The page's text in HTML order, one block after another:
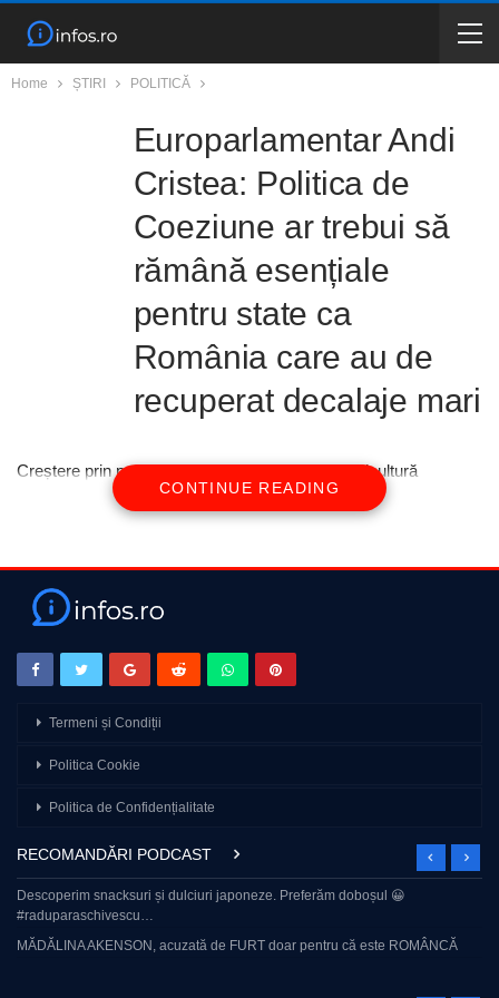
Home ȘTIRI POLITICĂ
Europarlamentar Andi
Cristea: Politica de
Coeziune ar trebui să
rămână esențiale
pentru state ca
România care au de
recuperat decalaje mari
Creștere prin producție industrială, comerț și agricultură
CONTINUE READING
Termeni și Condiții
Politica Cookie
Politica de Confidențialitate
RECOMANDĂRI PODCAST
Descoperim snacksuri și dulciuri japoneze. Preferăm doboșul 😀
#raduparaschivescu…
MĂDĂLINA AKENSON, acuzată de FURT doar pentru că este ROMÂNCĂ